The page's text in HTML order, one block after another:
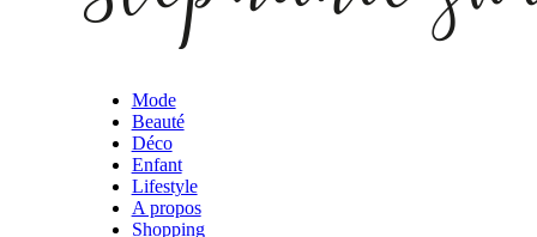
Mode
Beauté
Déco
Enfant
Lifestyle
A propos
Shopping